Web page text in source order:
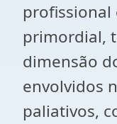
profissional
primordial,
dimensão
envolvidos
paliativos,